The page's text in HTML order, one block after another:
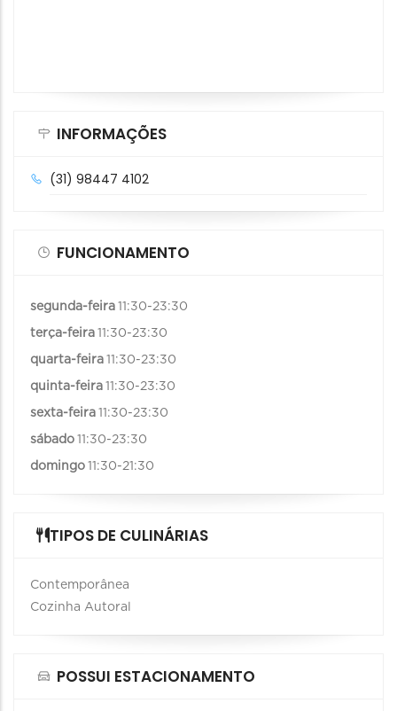
INFORMAÇÕES
(31) 98447 4102
FUNCIONAMENTO
segunda-feira 11:30-23:30
terça-feira 11:30-23:30
quarta-feira 11:30-23:30
quinta-feira 11:30-23:30
sexta-feira 11:30-23:30
sábado 11:30-23:30
domingo 11:30-21:30
TIPOS DE CULINÁRIAS
Contemporânea
Cozinha Autoral
POSSUI ESTACIONAMENTO